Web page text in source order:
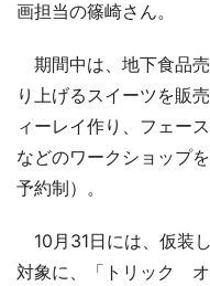
画担当の篠崎さん。
期間中は、地下食品
り上げるスイーツを販
ィーレイ作り、フェー
などのワークショップ
予約制）。
10月31日には、仮装
対象に、「トリック